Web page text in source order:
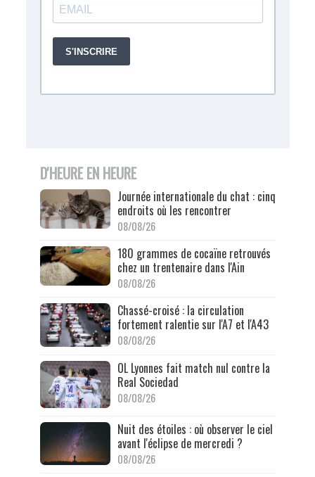
D'HEURE EN HEURE
Journée internationale du chat : cinq
endroits où les rencontrer
08/08/26
180 grammes de cocaïne retrouvés
chez un trentenaire dans l'Ain
08/08/26
Chassé-croisé : la circulation
fortement ralentie sur l'A7 et l'A43
08/08/26
OL Lyonnes fait match nul contre la
Real Sociedad
08/08/26
Nuit des étoiles : où observer le ciel
avant l'éclipse de mercredi ?
08/08/26